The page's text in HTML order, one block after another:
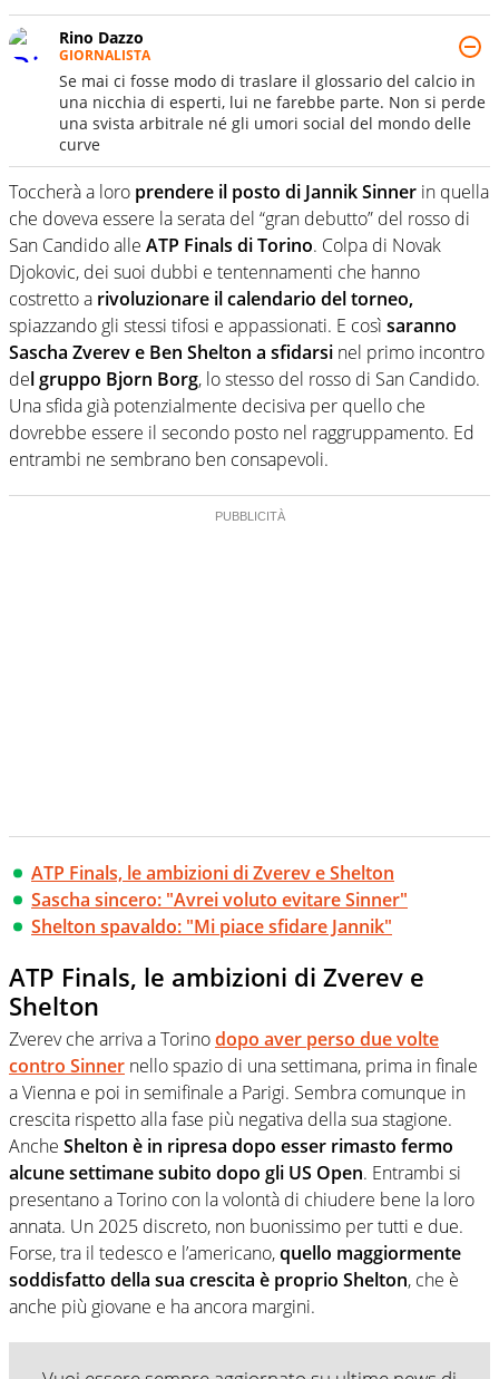
Rino Dazzo
GIORNALISTA
Se mai ci fosse modo di traslare il glossario del calcio in
una nicchia di esperti, lui ne farebbe parte. Non si perde
una svista arbitrale né gli umori social del mondo delle
curve
Toccherà a loro prendere il posto di Jannik Sinner in quella
che doveva essere la serata del “gran debutto” del rosso di
San Candido alle ATP Finals di Torino. Colpa di Novak
Djokovic, dei suoi dubbi e tentennamenti che hanno
costretto a rivoluzionare il calendario del torneo,
spiazzando gli stessi tifosi e appassionati. E così saranno
Sascha Zverev e Ben Shelton a sfidarsi nel primo incontro
del gruppo Bjorn Borg, lo stesso del rosso di San Candido.
Una sfida già potenzialmente decisiva per quello che
dovrebbe essere il secondo posto nel raggruppamento. Ed
entrambi ne sembrano ben consapevoli.
ATP Finals, le ambizioni di Zverev e Shelton
Sascha sincero: "Avrei voluto evitare Sinner"
Shelton spavaldo: "Mi piace sfidare Jannik"
ATP Finals, le ambizioni di Zverev e
Shelton
Zverev che arriva a Torinodopo aver perso due volte
contro Sinner nello spazio di una settimana, prima in finale
a Vienna e poi in semifinale a Parigi. Sembra comunque in
crescita rispetto alla fase più negativa della sua stagione.
Anche Shelton è in ripresa dopo esser rimasto fermo
alcune settimane subito dopo gli US Open. Entrambi si
presentano a Torino con la volontà di chiudere bene la loro
annata. Un 2025 discreto, non buonissimo per tutti e due.
Forse, tra il tedesco e l’americano,quello maggiormente
soddisfatto della sua crescita è proprio Shelton, che è
anche più giovane e ha ancora margini.